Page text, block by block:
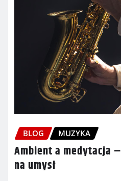
BLOG MUZYKA
Ambient a medytacja
na umysł